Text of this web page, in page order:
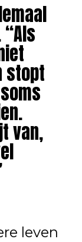
stopt
van,
leven